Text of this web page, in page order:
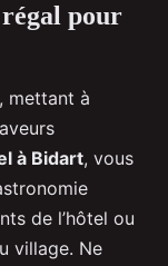
pour
mettant à
à Bidart, vous
de l’hôtel ou
village. Ne